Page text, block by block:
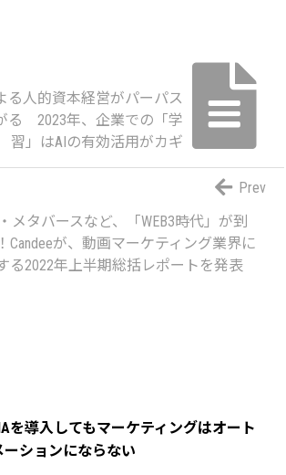
る人的資本経営がパーパス
る 2023年、企業での「学
習」はAIの有効活用がカギ
メタバースなど、「WEB3時代」が到
Candeeが、動画マーケティング業界に
る2022年上半期総括レポートを発表
Prev
を導入してもマーケティングはオート
ーションにならない